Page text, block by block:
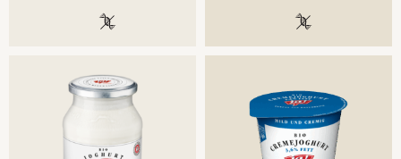
100 % gentechnikfrei 100 %